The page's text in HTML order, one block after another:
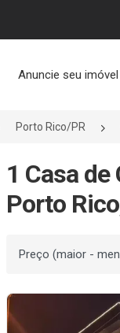
Anuncie seu imóvel
Porto Rico/PR
1 Casa
Porto
Ordenar por